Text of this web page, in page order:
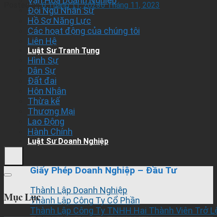
Đội Ngũ Nhân Sự
Hồ Sơ Năng Lực
Các hoạt động của chúng tôi
Liên Hệ
Luật Sư Tranh Tụng
Hình Sự
Dân Sự
Đất đai
Hôn Nhân
Thừa kế
Thương Mại
Lao Động
Hành Chính
Luật Sư Doanh Nghiệp
Giấy Phép Doanh Nghiệp – Đầu Tư
Thành Lập Doanh Nghiệp
Thành Lập Công Ty Cổ Phần
Thành Lập Công Ty TNHH Hai Thành Viên Trở
Posted on6 Tháng 11, 20236 Tháng 11, 2023
Mục Lục